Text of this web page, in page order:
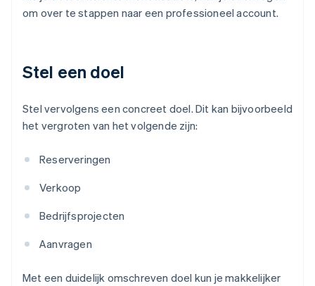
om over te stappen naar een professioneel account.
Stel een doel
Stel vervolgens een concreet doel. Dit kan bijvoorbeeld
het vergroten van het volgende zijn:
Reserveringen
Verkoop
Bedrijfsprojecten
Aanvragen
Met een duidelijk omschreven doel kun je makkelijker